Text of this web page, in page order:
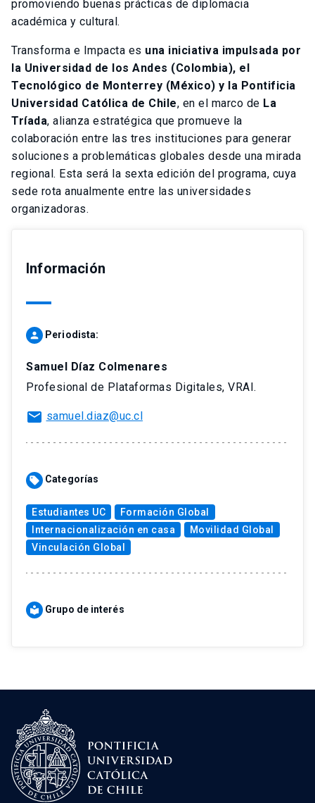
promoviendo buenas prácticas de diplomacia
académica y cultural.
Transforma e Impacta es una iniciativa impulsada por
la Universidad de los Andes (Colombia), el
Tecnológico de Monterrey (México) y la Pontificia
Universidad Católica de Chile, en el marco de La
Tríada, alianza estratégica que promueve la
colaboración entre las tres instituciones para generar
soluciones a problemáticas globales desde una mirada
regional. Esta será la sexta edición del programa, cuya
sede rota anualmente entre las universidades
organizadoras.
Información
person Periodista:
Samuel Díaz Colmenares
Profesional de Plataformas Digitales, VRAI.
mail samuel.diaz@uc.cl
sell Categorías
Estudiantes UC
Formación Global
Internacionalización en casa
Movilidad Global
Vinculación Global
local_library Grupo de interés